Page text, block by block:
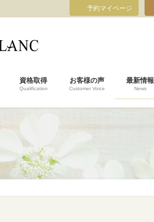
予約マイページ
資格取得
Qualification
お客様の声
Customer Voice
最新情報
News